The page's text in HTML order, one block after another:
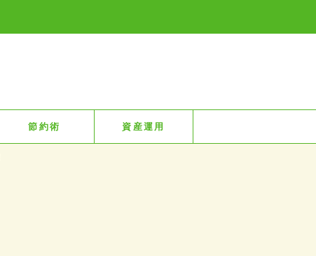
節約術 資産運用